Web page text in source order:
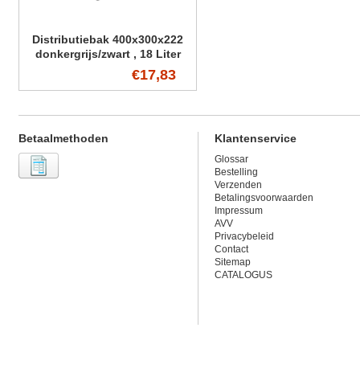
Distributiebak 400x300x222
donkergrijs/zwart , 18 Liter
€17,83
Betaalmethoden Klantenservice
Glossar
Bestelling
Verzenden
Betalingsvoorwaarden
Impressum
AVV
Privacybeleid
Contact
Sitemap
CATALOGUS